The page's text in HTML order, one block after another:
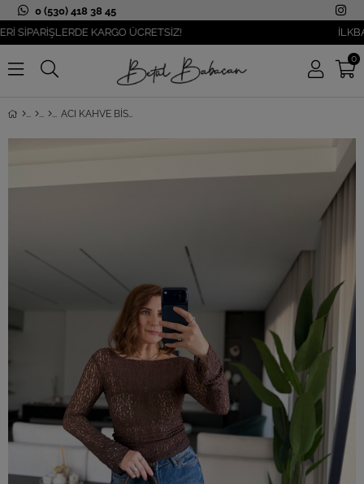
0 (530) 418 38 45
KARGO ÜCRETSİZ!
0
ACI KAHVE BISIKLET YAKA DANTEL BLUZ